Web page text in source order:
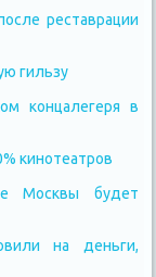
реставрации
гильзу
концалегеря в
кинотеатров
Москвы будет
на деньги,